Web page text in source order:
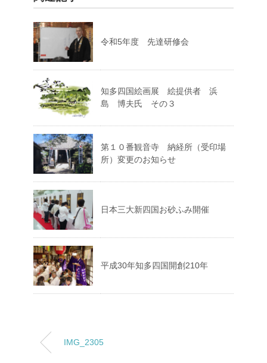
令和5年度 先達研修会
知多四国絵画展 絵提供者 浜
島 博夫氏 その３
第１０番観音寺 納経所（受印場
所）変更のお知らせ
日本三大新四国お砂ふみ開催
平成30年知多四国開創210年
IMG_2305